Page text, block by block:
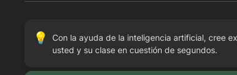
💡
Con la ayuda de la inteligencia artificial, cree
usted y su clase en cuestión de segundos.